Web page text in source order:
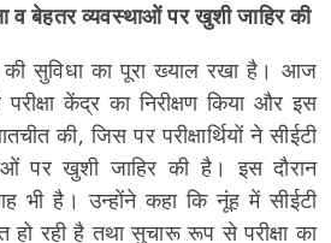
व बेहतर व्यवस्थाओं पर खुशी जाहिर की
की सुविधा का पूरा ख्याल रखा है। आज
केंद्र का निरीक्षण किया और इस
की, जिस पर परीक्षार्थियों ने सीईटी
पर खुशी जाहिर की है। इस दौरान
भी है। उन्होंने कहा कि नूंह में सीईटी
हो रही है तथा सुचारू रूप से परीक्षा का